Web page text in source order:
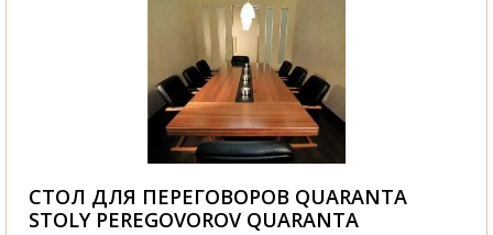
СТОЛ ДЛЯ ПЕРЕГОВОРОВ QUARANTA
STOLY PEREGOVOROV QUARANTA